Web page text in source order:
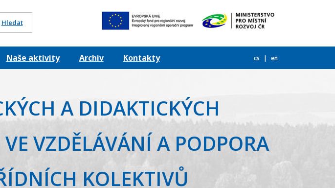
Hledat
cs en
Naše aktivity Archiv Kontakty
A DIDAKTICKÝCH
VZDĚLÁVÁNÍ A PODPORA
KOLEKTIVŮ